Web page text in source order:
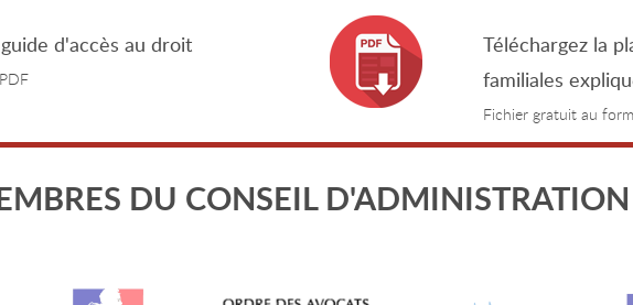
d'accès au droit
Téléchargez la
familiales
Fichier gratuit au
DU CONSEIL D'ADMINISTRATION